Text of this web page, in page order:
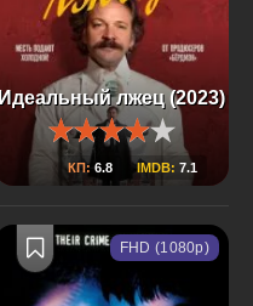
Идеальный лжец (2023)
КП: 6.8 IMDB: 7.1
FHD (1080p)